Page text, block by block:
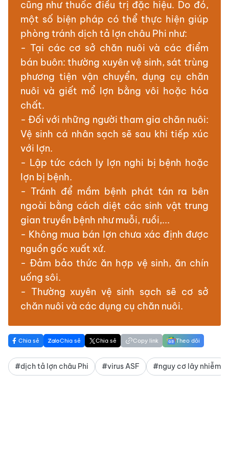
cũng như thuốc điều trị đặc hiệu. Do đó,
một số biện pháp có thể thực hiện giúp
phòng tránh dịch tả lợn châu Phi như:
- Tại các cơ sở chăn nuôi và các điểm
bán buôn: thường xuyên vệ sinh, sát trùng
phương tiện vận chuyển, dụng cụ chăn
nuôi và giết mổ lợn bằng vôi hoặc hóa
chất.
- Đối với những người tham gia chăn nuôi:
Vệ sinh cá nhân sạch sẽ sau khi tiếp xúc
với lợn.
- Lập tức cách ly lợn nghi bị bệnh hoặc
lợn bị bệnh.
- Tránh để mầm bệnh phát tán ra bên
ngoài bằng cách diệt các sinh vật trung
gian truyền bệnh như muỗi, ruồi,...
- Không mua bán lợn chưa xác định được
nguồn gốc xuất xứ.
- Đảm bảo thức ăn hợp vệ sinh, ăn chín
uống sôi.
- Thường xuyên vệ sinh sạch sẽ cơ sở
chăn nuôi và các dụng cụ chăn nuôi.
Chia sẻ Chia sẻ Chia sẻ Copy link Theo dõi
#dịch tả lợn châu Phi #virus ASF #nguy cơ lây nhiễm